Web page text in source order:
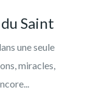
Saint
une seule
miracles,